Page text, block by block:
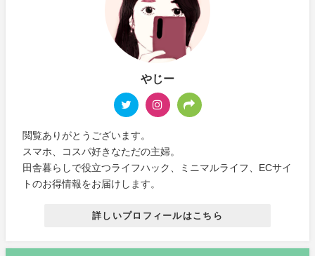
やじー
閲覧ありがとうございます。
スマホ、コスパ好きなただの主婦。
田舎暮らしで役立つライフハック、ミニマルライフ、ECサイ
トのお得情報をお届けします。
詳しいプロフィールはこちら